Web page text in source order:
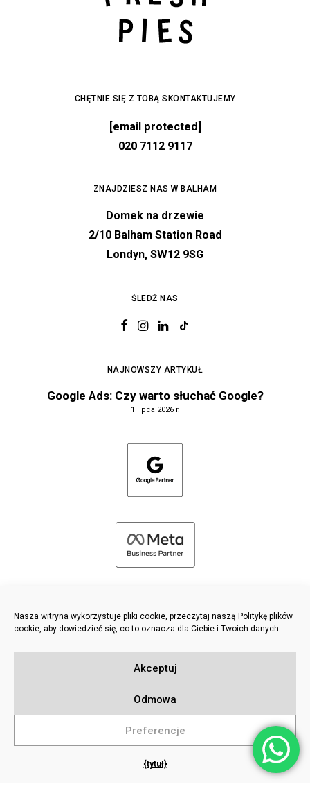
Nasza witryna wykorzystuje pliki cookie, przeczytaj naszą Politykę plików
cookie, aby dowiedzieć się, co to oznacza dla Ciebie i Twoich danych.
Akceptuj
Odmowa
Preferencje
{tytuł}
CHĘTNIE SIĘ Z TOBĄ SKONTAKTUJEMY
[email protected]
020 7112 9117
ZNAJDZIESZ NAS W BALHAM
Domek na drzewie
2/10 Balham Station Road
Londyn, SW12 9SG
ŚLEDŹ NAS
NAJNOWSZY ARTYKUŁ
Google Ads: Czy warto słuchać Google?
1 lipca 2026 r.
2026 FRESH PIES LTD - WSZELKIE PRAWA ZASTRZEŻONE
Baza wiedzy
Sitemap